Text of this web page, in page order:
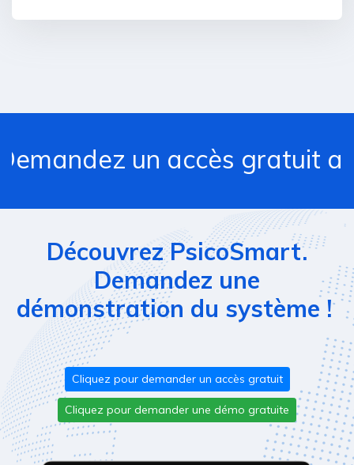
un accès gratuit au
Découvrez PsicoSmart.
Demandez une
démonstration du système !
Cliquez pour demander un accès gratuit
Cliquez pour demander une démo gratuite